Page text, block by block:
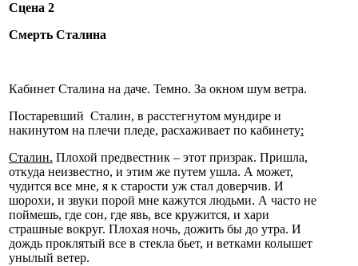
Сцена 2
Смерть Сталина
Кабинет Сталина на даче. Темно. За окном шум ветра.
Постаревший Сталин, в расстегнутом мундире и
накинутом на плечи пледе, расхаживает по кабинету:
Сталин. Плохой предвестник – этот призрак. Пришла,
откуда неизвестно, и этим же путем ушла. А может,
чудится все мне, я к старости уж стал доверчив. И
шорохи, и звуки порой мне кажутся людьми. А часто не
поймешь, где сон, где явь, все кружится, и хари
страшные вокруг. Плохая ночь, дожить бы до утра. И
дождь проклятый все в стекла бьет, и ветками колышет
унылый ветер.